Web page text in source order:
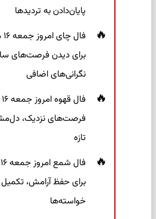
پایان‌دادن به تردیدها
برای دیدن فرصت‌های
نگرانی‌های اضافی
فرصت‌های نزدیک،
تازه
برای حفظ آرامش،
خواسته‌ها